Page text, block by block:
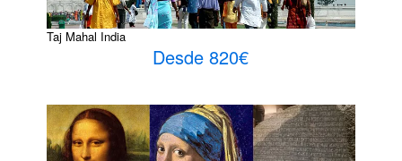
Taj Mahal India
Desde 820€